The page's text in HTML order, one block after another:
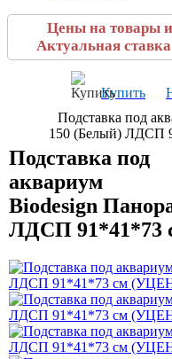
Цены на товары
Актуальная
Купить
Подставка под
150 (Белый)
Подставка под
аквариум
Biodesign
ЛДСП